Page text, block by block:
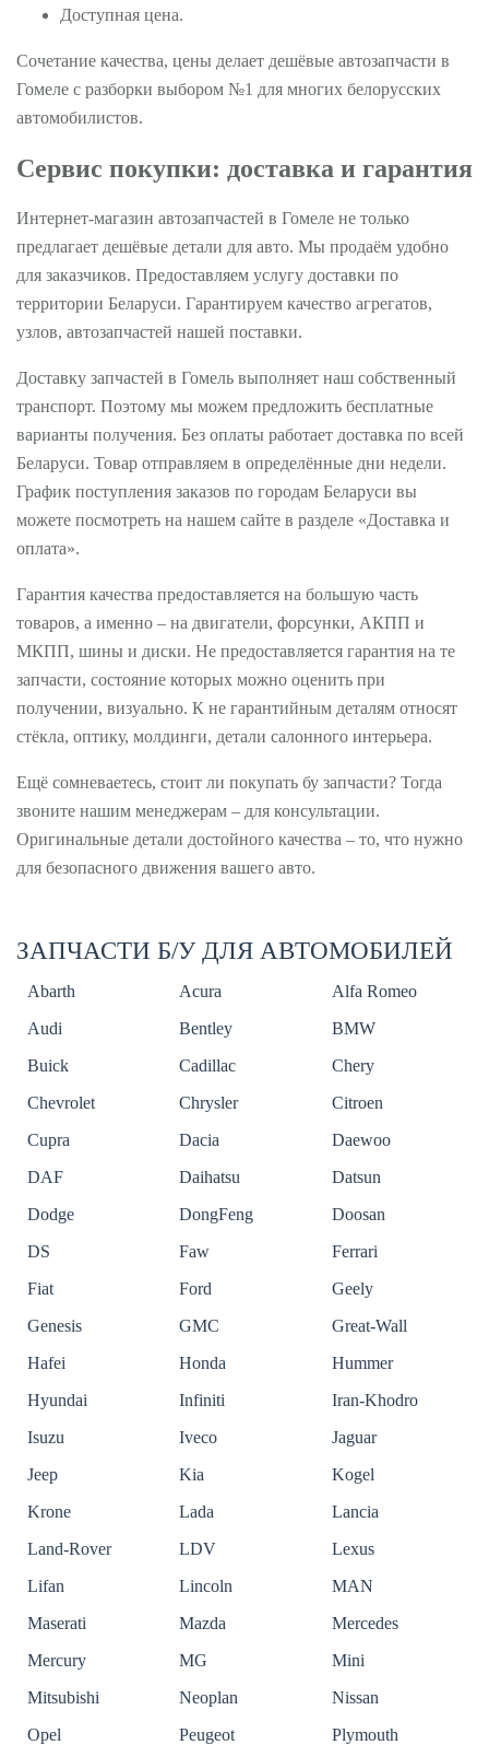
Доступная цена.
Сочетание качества, цены делает дешёвые автозапчасти в
Гомеле с разборки выбором №1 для многих белорусских
автомобилистов.
Сервис покупки: доставка и гарантия
Интернет-магазин автозапчастей в Гомеле не только
предлагает дешёвые детали для авто. Мы продаём удобно
для заказчиков. Предоставляем услугу доставки по
территории Беларуси. Гарантируем качество агрегатов,
узлов, автозапчастей нашей поставки.
Доставку запчастей в Гомель выполняет наш собственный
транспорт. Поэтому мы можем предложить бесплатные
варианты получения. Без оплаты работает доставка по всей
Беларуси. Товар отправляем в определённые дни недели.
График поступления заказов по городам Беларуси вы
можете посмотреть на нашем сайте в разделе «Доставка и
оплата».
Гарантия качества предоставляется на большую часть
товаров, а именно – на двигатели, форсунки, АКПП и
МКПП, шины и диски. Не предоставляется гарантия на те
запчасти, состояние которых можно оценить при
получении, визуально. К не гарантийным деталям относят
стёкла, оптику, молдинги, детали салонного интерьера.
Ещё сомневаетесь, стоит ли покупать бу запчасти? Тогда
звоните нашим менеджерам – для консультации.
Оригинальные детали достойного качества – то, что нужно
для безопасного движения вашего авто.
ЗАПЧАСТИ Б/У ДЛЯ АВТОМОБИЛЕЙ
Abarth Acura
Alfa Romeo
Audi
Bentley
BMW
Buick
Cadillac
Chery
Chevrolet
Chrysler
Citroen
Cupra
Dacia
Daewoo
DAF
Daihatsu
Datsun
Dodge
DongFeng
Doosan
DS
Faw
Ferrari
Fiat
Ford
Geely
Genesis
GMC
Great-Wall
Hafei
Honda
Hummer
Hyundai
Infiniti
Iran-Khodro
Isuzu
Iveco
Jaguar
Jeep
Kia
Kogel
Krone
Lada
Lancia
Land-Rover
LDV
Lexus
Lifan
Lincoln
MAN
Maserati
Mazda
Mercedes
Mercury
MG
Mini
Mitsubishi
Neoplan
Nissan
Opel
Peugeot
Plymouth